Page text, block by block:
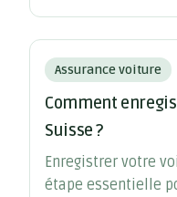
de véhicules,
dommages.
Assurance voiture
Comment
Suisse ?
Enregistrer votre
étape essentielle